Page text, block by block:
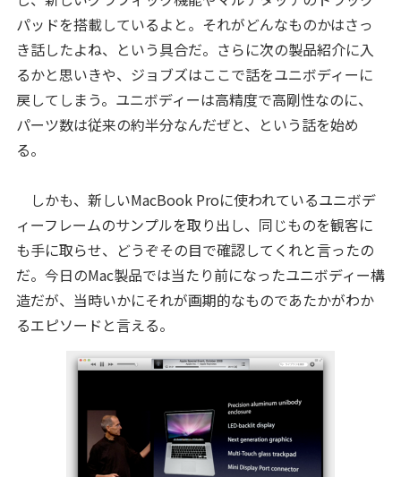
パッドを搭載しているよと。それがどんなものかはさっ
き話したよね、という具合だ。さらに次の製品紹介に入
るかと思いきや、ジョブズはここで話をユニボディーに
戻してしまう。ユニボディーは高精度で高剛性なのに、
パーツ数は従来の約半分なんだぜと、という話を始め
る。
しかも、新しいMacBook Proに使われているユニボデ
ィーフレームのサンプルを取り出し、同じものを観客に
も手に取らせ、どうぞその目で確認してくれと言ったの
だ。今日のMac製品では当たり前になったユニボディー構
造だが、当時いかにそれが画期的なものであたかがわか
るエピソードと言える。